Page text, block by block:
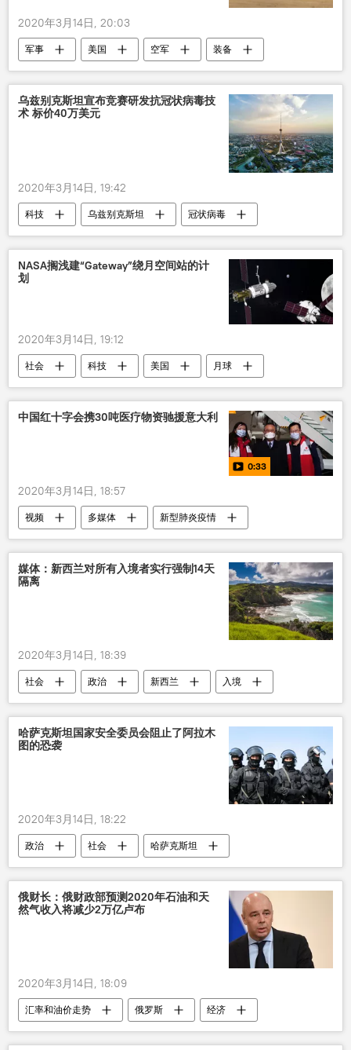
2020年3月14日, 20:03
军事 美国 空军 装备
乌兹别克斯坦宣布竞赛研发抗冠状病毒技
术 标价40万美元
2020年3月14日, 19:42
科技 乌兹别克斯坦
冠状病毒
竞赛
新型肺炎疫情
NASA搁浅建“Gateway”绕月空间站的计
划
2020年3月14日, 19:12
社会 科技 美国
月球
空间站
计划 美国国家航空航天局
中国红十字会携30吨医疗物资驰援意大利
0:33
2020年3月14日, 18:57
视频 多媒体 新型肺炎疫情
媒体：新西兰对所有入境者实行强制14天
隔离
2020年3月14日, 18:39
社会 政治 新西兰
入境
隔离
新型肺炎疫情
哈萨克斯坦国家安全委员会阻止了阿拉木
图的恐袭
2020年3月14日, 18:22
政治 社会
哈萨克斯坦
恐袭
阻止 伊斯兰国
俄财长：俄财政部预测2020年石油和天
然气收入将减少2万亿卢布
2020年3月14日, 18:09
汇率和油价走势 俄罗斯
经济
油价
收入
冠状病毒